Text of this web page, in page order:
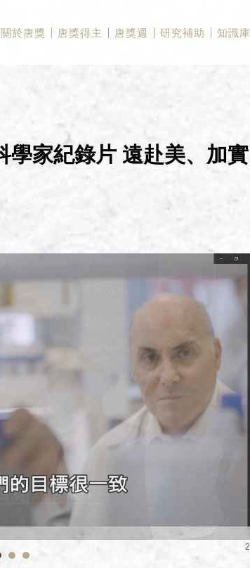
關於唐獎 唐獎得主 唐獎週 研究補助 知識庫
學家紀錄片 遠赴美、加實
2